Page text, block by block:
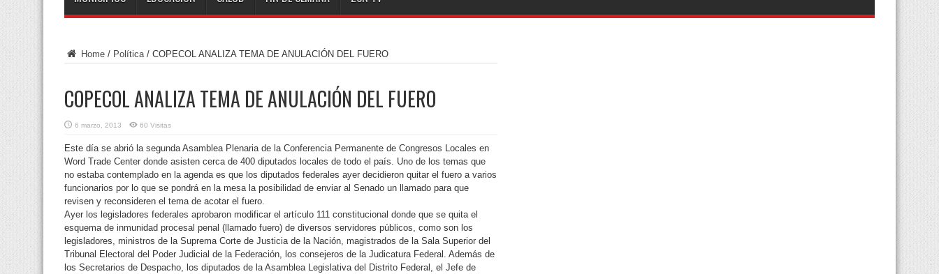
Home / Política / COPECOL ANALIZA TEMA DE ANULACIÓN DEL FUERO
COPECOL ANALIZA TEMA DE ANULACIÓN DEL FUERO
6 marzo, 2013 60 Visitas
Este día se abrió la segunda Asamblea Plenaria de la Conferencia Permanente de Congresos Locales en
Word Trade Center donde asisten cerca de 400 diputados locales de todo el país. Uno de los temas que
no estaba contemplado en la agenda es que los diputados federales ayer decidieron quitar el fuero a varios
funcionarios por lo que se pondrá en la mesa la posibilidad de enviar al Senado un llamado para que
revisen y reconsideren el tema de acotar el fuero.
Ayer los legisladores federales aprobaron modificar el artículo 111 constitucional donde que se quita el
esquema de inmunidad procesal penal (llamado fuero) de diversos servidores públicos, como son los
legisladores, ministros de la Suprema Corte de Justicia de la Nación, magistrados de la Sala Superior del
Tribunal Electoral del Poder Judicial de la Federación, los consejeros de la Judicatura Federal. Además de
los Secretarios de Despacho, los diputados de la Asamblea Legislativa del Distrito Federal, el Jefe de